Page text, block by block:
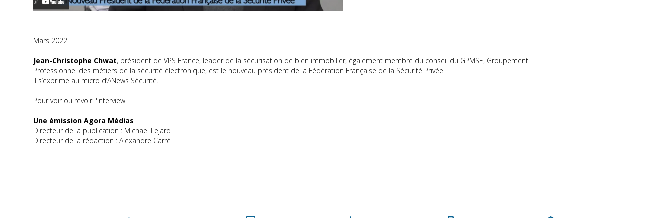
Mars 2022
Jean-Christophe Chwat, président de VPS France, leader de la sécurisation de bien immobilier, également membre du conseil du GPMSE, Groupement
Professionnel des métiers de la sécurité électronique, est le nouveau président de la Fédération Française de la Sécurité Privée.
Il s’exprime au micro d’ANews Sécurité.
Pour voir ou revoir l'interview
Une émission Agora Médias
Directeur de la publication : Michaël Lejard
Directeur de la rédaction : Alexandre Carré